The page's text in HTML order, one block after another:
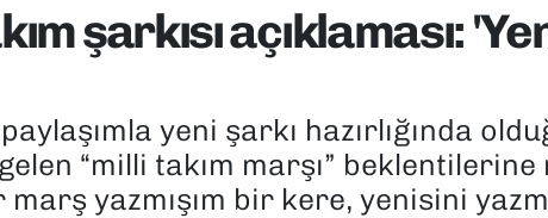
şarkısı açıklaması:
yeni şarkı hazırlığında
“milli takım marşı”
yazmışım bir kere, yenisini